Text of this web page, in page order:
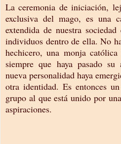
La ceremonia de iniciación,
exclusiva del mago, es una
extendida de nuestra
individuos dentro de ella. No
hechicero, una monja
siempre que haya pasado
nueva personalidad haya
otra identidad. Es entonces
grupo al que está unido por
aspiraciones.